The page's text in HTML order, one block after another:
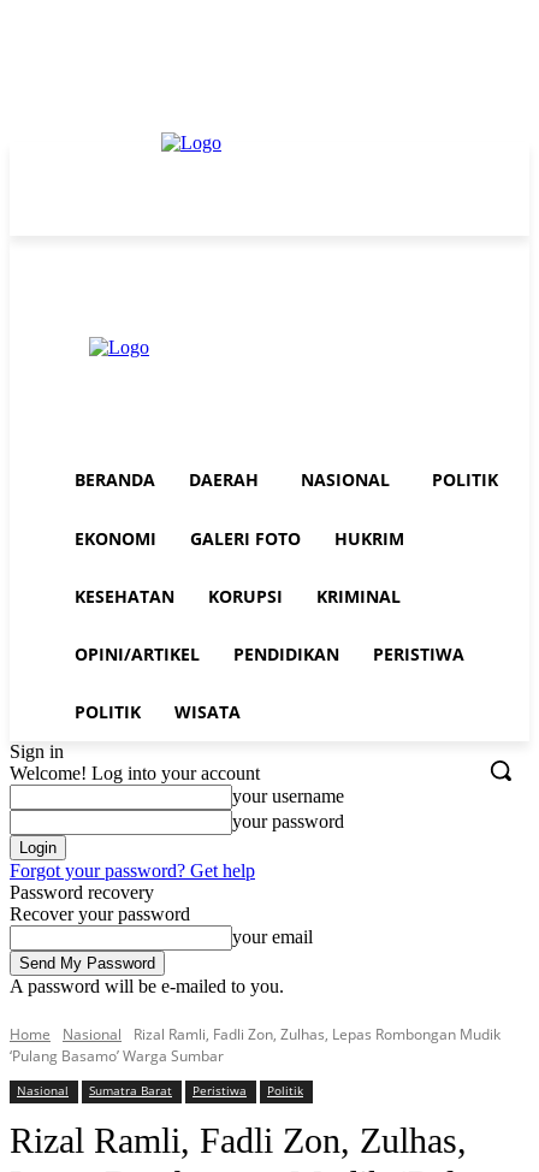
BERANDA DAERAH NASIONAL POLITIK
EKONOMI GALERI FOTO HUKRIM
KESEHATAN KORUPSI KRIMINAL
OPINI/ARTIKEL PENDIDIKAN PERISTIWA
POLITIK WISATA
Sign in
Welcome! Log into your account
your username
your password
Forgot your password? Get help
Password recovery
Recover your password
your email
A password will be e-mailed to you.
Home Nasional
Rizal Ramli, Fadli Zon, Zulhas, Lepas Rombongan Mudik
‘Pulang Basamo’ Warga Sumbar
Nasional Sumatra Barat Peristiwa Politik
Rizal Ramli, Fadli Zon, Zulhas,